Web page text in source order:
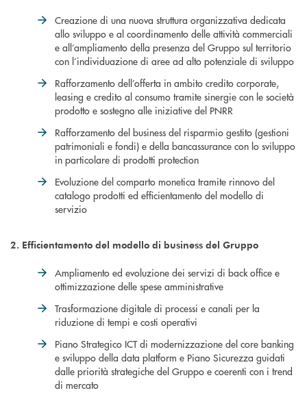
Creazione di una nuova struttura organizzativa dedicata
allo sviluppo e al coordinamento delle attività commerciali
e all’ampliamento della presenza del Gruppo sul territorio
con l’individuazione di aree ad alto potenziale di sviluppo
Rafforzamento dell’offerta in ambito credito corporate,
leasing e credito al consumo tramite sinergie con le società
prodotto e sostegno alle iniziative del PNRR
Rafforzamento del business del risparmio gestito (gestioni
patrimoniali e fondi) e della bancassurance con lo sviluppo
in particolare di prodotti protection
Evoluzione del comparto monetica tramite rinnovo del
catalogo prodotti ed efficientamento del modello di
servizio
2. Efficientamento del modello di business del Gruppo
Ampliamento ed evoluzione dei servizi di back office e
ottimizzazione delle spese amministrative
Trasformazione digitale di processi e canali per la
riduzione di tempi e costi operativi
Piano Strategico ICT di modernizzazione del core banking
e sviluppo della data platform e Piano Sicurezza guidati
dalle priorità strategiche del Gruppo e coerenti con i trend
di mercato